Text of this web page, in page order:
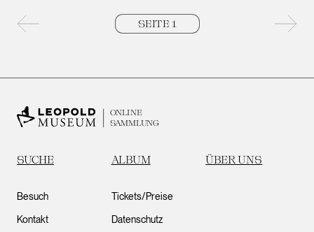
ONLINE
SAMMLUNG
SUCHE ALBUM ÜBER UNS
Besuch
Kontakt
Tickets/Preise
Datenschutz